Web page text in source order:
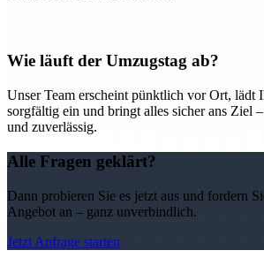
Wie läuft der Umzugstag ab?
Unser Team erscheint pünktlich vor Ort, lädt
sorgfältig ein und bringt alles sicher ans Ziel
und zuverlässig.
Alle Fragen geklärt?
Dann probieren Sie es jetzt aus und fordern
Angebot an – ganz unverbindlich.
Jetzt Anfrage starten